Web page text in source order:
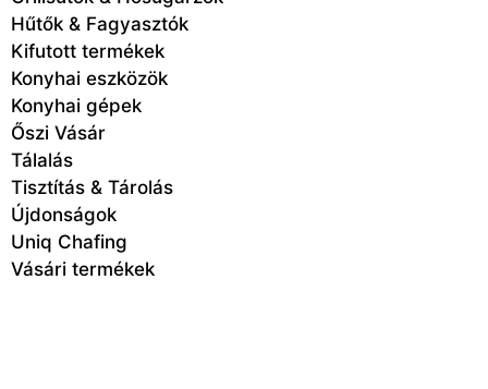
Hűtők & Fagyasztók
Kifutott termékek
Konyhai eszközök
Konyhai gépek
Őszi Vásár
Tálalás
Tisztítás & Tárolás
Újdonságok
Uniq Chafing
Vásári termékek